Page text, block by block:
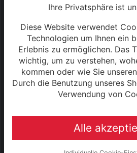
0%
Hinweise zur
UNSERE
Ihre Privatsphäre ist
Diese Website verwendet
Technologien um Ihnen ein
Erlebnis zu ermöglichen. Das
wichtig, um zu verstehen,
kommen oder wie Sie
Durch die Benutzung unseres
Verwendung von
Alle